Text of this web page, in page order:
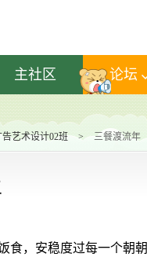
主社区 论坛
告艺术设计02班 > 三餐渡流年
食，安稳度过每一个朝